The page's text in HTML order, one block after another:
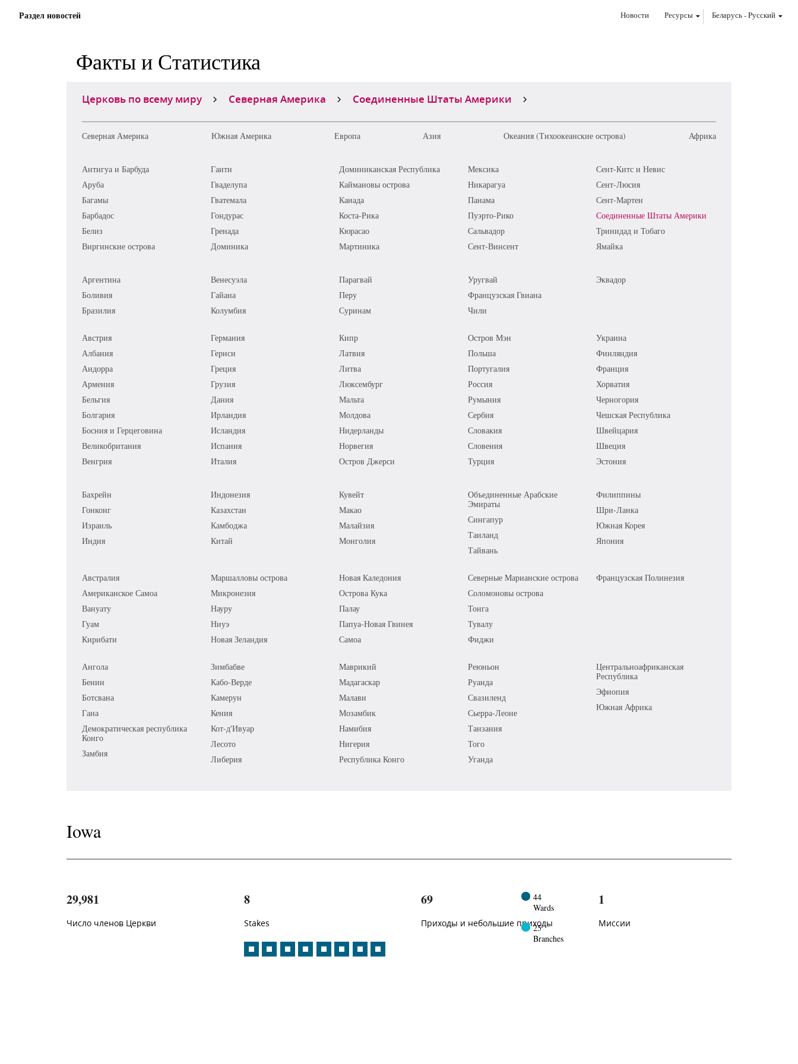
Раздел новостей Новости Ресурсы Беларусь-Pусский
Факты и Статистика
Церковь по всему миру Северная Америка Соединенные Штаты Америки
Северная Америка Южная Америка Европа Азия Океания (Тихоокеанские острова) Африка
Антигуа и Барбуда
Аруба
Багамы
Барбадос
Белиз
Виргинские острова
Гаити
Гваделупа
Гватемала
Гондурас
Гренада
Доминика
Доминиканская Республика
Каймановы острова
Канада
Коста-Рика
Кюрасао
Мартиника
Мексика
Никарагуа
Панама
Пуэрто-Рико
Сальвадор
Сент-Винсент
Сент-Китс и Невис
Сент-Люсия
Сент-Мартен
Соединенные Штаты Америки
Тринидад и Тобаго
Ямайка
Аргентина
Боливия
Бразилия
Венесуэла
Гайана
Колумбия
Парагвай
Перу
Суринам
Уругвай
Французская Гвиана
Чили
Эквадор
Австрия
Албания
Андорра
Армения
Бельгия
Болгария
Босния и Герцеговина
Великобритания
Венгрия
Германия
Гернси
Греция
Грузия
Дания
Ирландия
Исландия
Испания
Италия
Кипр
Латвия
Литва
Люксембург
Мальта
Молдова
Нидерланды
Норвегия
Остров Джерси
Остров Мэн
Польша
Португалия
Россия
Румыния
Сербия
Словакия
Словения
Турция
Украина
Финляндия
Франция
Хорватия
Черногория
Чешская Республика
Швейцария
Швеция
Эстония
Бахрейн
Гонконг
Израиль
Индия
Индонезия
Казахстан
Камбоджа
Китай
Кувейт
Макао
Малайзия
Монголия
Объединенные Арабские
Эмираты
Сингапур
Таиланд
Тайвань
Филиппины
Шри-Ланка
Южная Корея
Япония
Австралия
Американское Самоа
Вануату
Гуам
Кирибати
Маршалловы острова
Микронезия
Науру
Ниуэ
Новая Зеландия
Новая Каледония
Острова Кука
Палау
Папуа-Новая Гвинея
Самоа
Северные Марианские острова
Соломоновы острова
Тонга
Тувалу
Фиджи
Французская Полинезия
Ангола
Бенин
Ботсвана
Гана
Демократическая республика
Конго
Замбия
Зимбабве
Кабо-Верде
Камерун
Кения
Кот-д'Ивуар
Лесото
Либерия
Маврикий
Мадагаскар
Малави
Мозамбик
Намибия
Нигерия
Республика Конго
Реюньон
Руанда
Свазиленд
Сьерра-Леоне
Танзания
Того
Уганда
Центральноафриканская
Республика
Эфиопия
Южная Африка
Iowa
29,981
Число членов Церкви
1 -in-
8
Stakes
69
Приходы и небольшие приходы
44
Wards
25
Branches
1
Миссии